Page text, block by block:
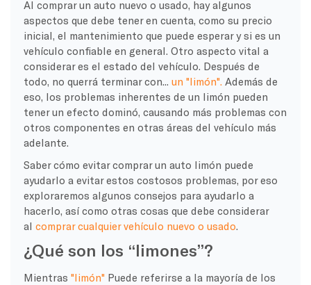
Al comprar un auto nuevo o usado, hay algunos
aspectos que debe tener en cuenta, como su precio
inicial, el mantenimiento que puede esperar y si es un
vehículo confiable en general. Otro aspecto vital a
considerar es el estado del vehículo. Después de
todo, no querrá terminar con... un "limón". Además de
eso, los problemas inherentes de un limón pueden
tener un efecto dominó, causando más problemas con
otros componentes en otras áreas del vehículo más
adelante.
Saber cómo evitar comprar un auto limón puede
ayudarlo a evitar estos costosos problemas, por eso
exploraremos algunos consejos para ayudarlo a
hacerlo, así como otras cosas que debe considerar
al comprar cualquier vehículo nuevo o usado.
¿Qué son los “limones”?
Mientras "limón" Puede referirse a la mayoría de los